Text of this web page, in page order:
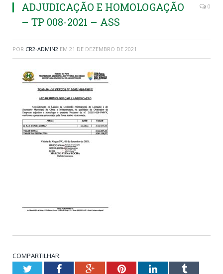
ADJUDICAÇÃO E HOMOLOGAÇÃO
– TP 008-2021 – ASS
0
POR CR2-ADMIN2 EM 21 DE DEZEMBRO DE 2021
COMPARTILHAR:
TwitterFacebookGoogle+PinterestLinkedInTumblr